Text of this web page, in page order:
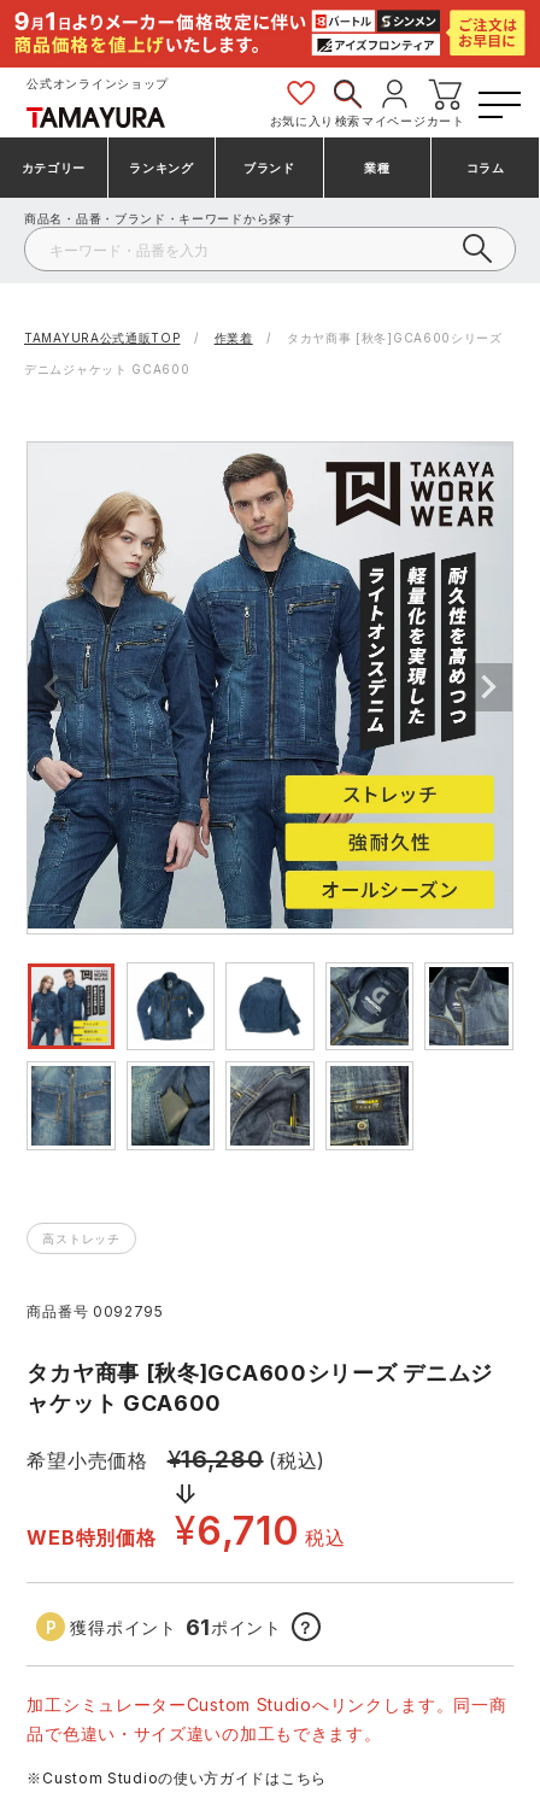
公式オンラインショップ
お気に入り 検索マイページ カート
カテゴリー
安全靴・作業靴
事務服・オフィスウェア
防寒着
作業用手袋
アウトドア・スポーツ
ワークスーツ
コンプレッションウェア
作業用ポロシャツ
安全保護具
レインウェア・カッパ
ヤッケ
電熱ウェア・ヒートウェア
ランキング
安全靴ランキング
安全靴スニーカーランキング
アシックス安全靴ランキング
ミズノ安全靴ランキング
作業着ランキング
アウトドアウェアランキング
つなぎランキング
空調服ランキング
コンプレッションウェアランキング
作業用ポロシャツランキング
作業用手袋ランキング
レインウェアランキング
アイトス ランキング
ジーベック ランキング
ネーム刺繍・プリント加工対象商品
作業着
ファン付きウェア
ブランド
アシックス
プーマ コンバース（CONVERSE）
TSDESIGN
アイトス株式会社
コーコス ジーベック
クロダルマ 桑和
山田辰 クレヒフク
おたふく手袋
住商モンブラン ボンマックス
GUSH FORCE
GDジャパン カーシーカシマ
シンメン 日進ゴム
エアークラフト
中塚被服 イーブンリバー
スターライト工業 東洋物産工業
弘進ゴム 藤井電工
業種
建設・建築作業服
製造・工場作業服
農作業服
電気・設備作業服
配達・営業作業服
自動車整備士作業服
DIY・日曜大工作業服
飲食店ユニフォーム
運送・倉庫作業服
清掃・ビルメンテ作業服
夜間・高視認性安全服
コラム
商品名・品番・ブランド・キーワードから探す
TAMAYURA公式通販TOP 作業着 タカヤ商事 [秋冬]GCA600シリーズ
デニムジャケット GCA600
高ストレッチ
商品番号 0092795
タカヤ商事 [秋冬]GCA600シリーズ デニムジ
ャケット GCA600
希望小売価格 ¥16,280 (税込)
WEB特別価格 ¥6,710 税込
獲得ポイント 61ポイント ？
加工シミュレーターCustom Studioへリンクします。同一商
品で色違い・サイズ違いの加工もできます。
※Custom Studioの使い方ガイドはこちら